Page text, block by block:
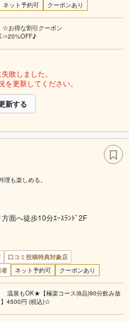
ネット予約可 クーポンあり
☆お得な割引クーポン
敗しました。
更新してください。
新する
も楽しめる。
面へ徒歩10分ｴｰｽﾗﾝﾄﾞ2F
口コミ投稿特典対象店
ネット予約可 クーポンあり
温泉もOK★【極楽コース(8品)90分飲み放
4500円 (税込)☆